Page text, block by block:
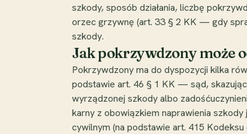
szkody, sposób działania, liczbę
orzec grzywnę (art. 33 § 2 KK — gdy
szkody.
Jak pokrzywdzony może
Pokrzywdzony ma do dyspozycji kilka
podstawie art. 46 § 1 KK — sąd,
wyrządzonej szkody albo
karny z obowiązkiem naprawienia
cywilnym (na podstawie art. 415